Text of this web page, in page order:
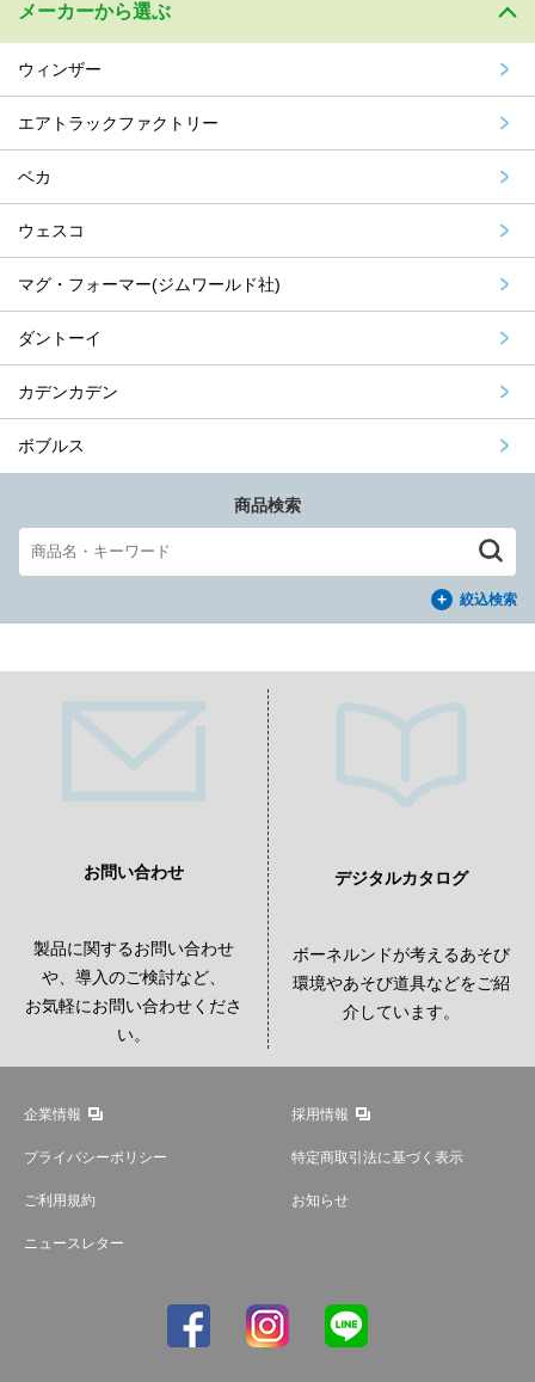
メーカーから選ぶ
ウィンザー
エアトラックファクトリー
ベカ
ウェスコ
マグ・フォーマー(ジムワールド社)
ダントーイ
カデンカデン
ボブルス
商品検索
絞込検索
お問い合わせ
製品に関するお問い合わせ
や、導入のご検討など、
お気軽にお問い合わせくださ
い。
デジタルカタログ
ボーネルンドが考えるあそび
環境やあそび道具などをご紹
介しています。
企業情報 採用情報
プライバシーポリシー 特定商取引法に基づく表示
ご利用規約 お知らせ
ニュースレター